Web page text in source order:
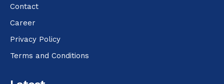
Contact
Career
Privacy Policy
Terms and Conditions